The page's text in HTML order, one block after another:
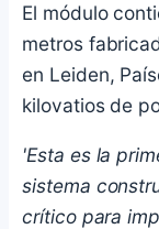
El módulo
metros
en Leiden,
kilovatios de
'Esta es la
sistema
crítico para